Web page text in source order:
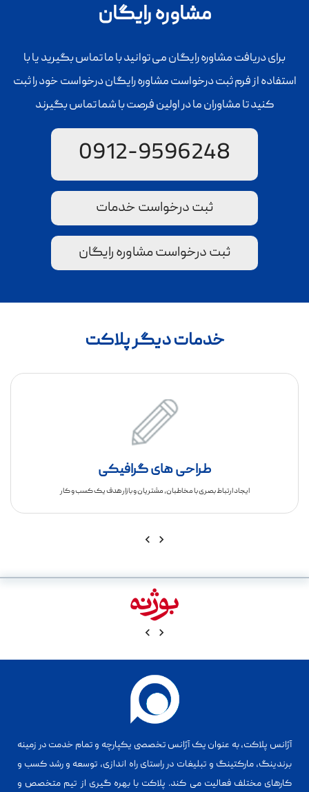
مشاوره رایگان
برای دریافت مشاوره رایگان می توانید با ما تماس بگیرید یا با
استفاده از فرم ثبت درخواست مشاوره رایگان درخواست خود را ثبت
کنید تا مشاوران ما در اولین فرصت با شما تماس بگیرند
0912-9596248
ثبت درخواست خدمات
ثبت درخواست مشاوره رایگان
خدمات دیگر پلاکت
طراحی های گرافیکی
ایجاد ارتباط بصری با مخاطبان، مشتریان و بازار هدف یک کسب و کار
آژانس پلاکت، به عنوان یک آژانس تخصصی یکپارچه و تمام خدمت در زمینه
برندینگ، مارکتینگ و تبلیغات در راستای راه اندازی، توسعه و رشد کسب و
کارهای مختلف فعالیت می کند. پلاکت با بهره گیری از تیم متخصص و